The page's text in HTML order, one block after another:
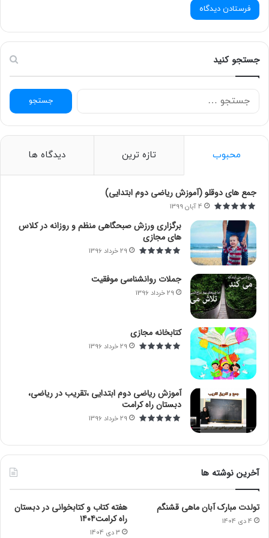
جستجو کنید
ج
س
ج
محبوب تازه ترین دیدگاه ها
جمع های دوقلو (آموزش ریاضی دوم ابتدایی)
4 آبان 1399
برگزاری ورزش صبحگاهی منظم و روزانه در کلاس
های مجازی
29 خرداد 1396
جملات روانشناسی موفقیت
29 خرداد 1396
کتابخانه مجازی
29 خرداد 1396
آموزش ریاضی دوم ابتدایی ،تقریب در ریاضی،
دبستان راه کرامت
29 خرداد 1396
آخرین نوشته ها
تولدت مبارک آبان ماهی قشنگم
4 دی 1404
هفته کتاب و کتابخوانی در دبستان
راه کرامت۱۴۰۴
3 دی 1404